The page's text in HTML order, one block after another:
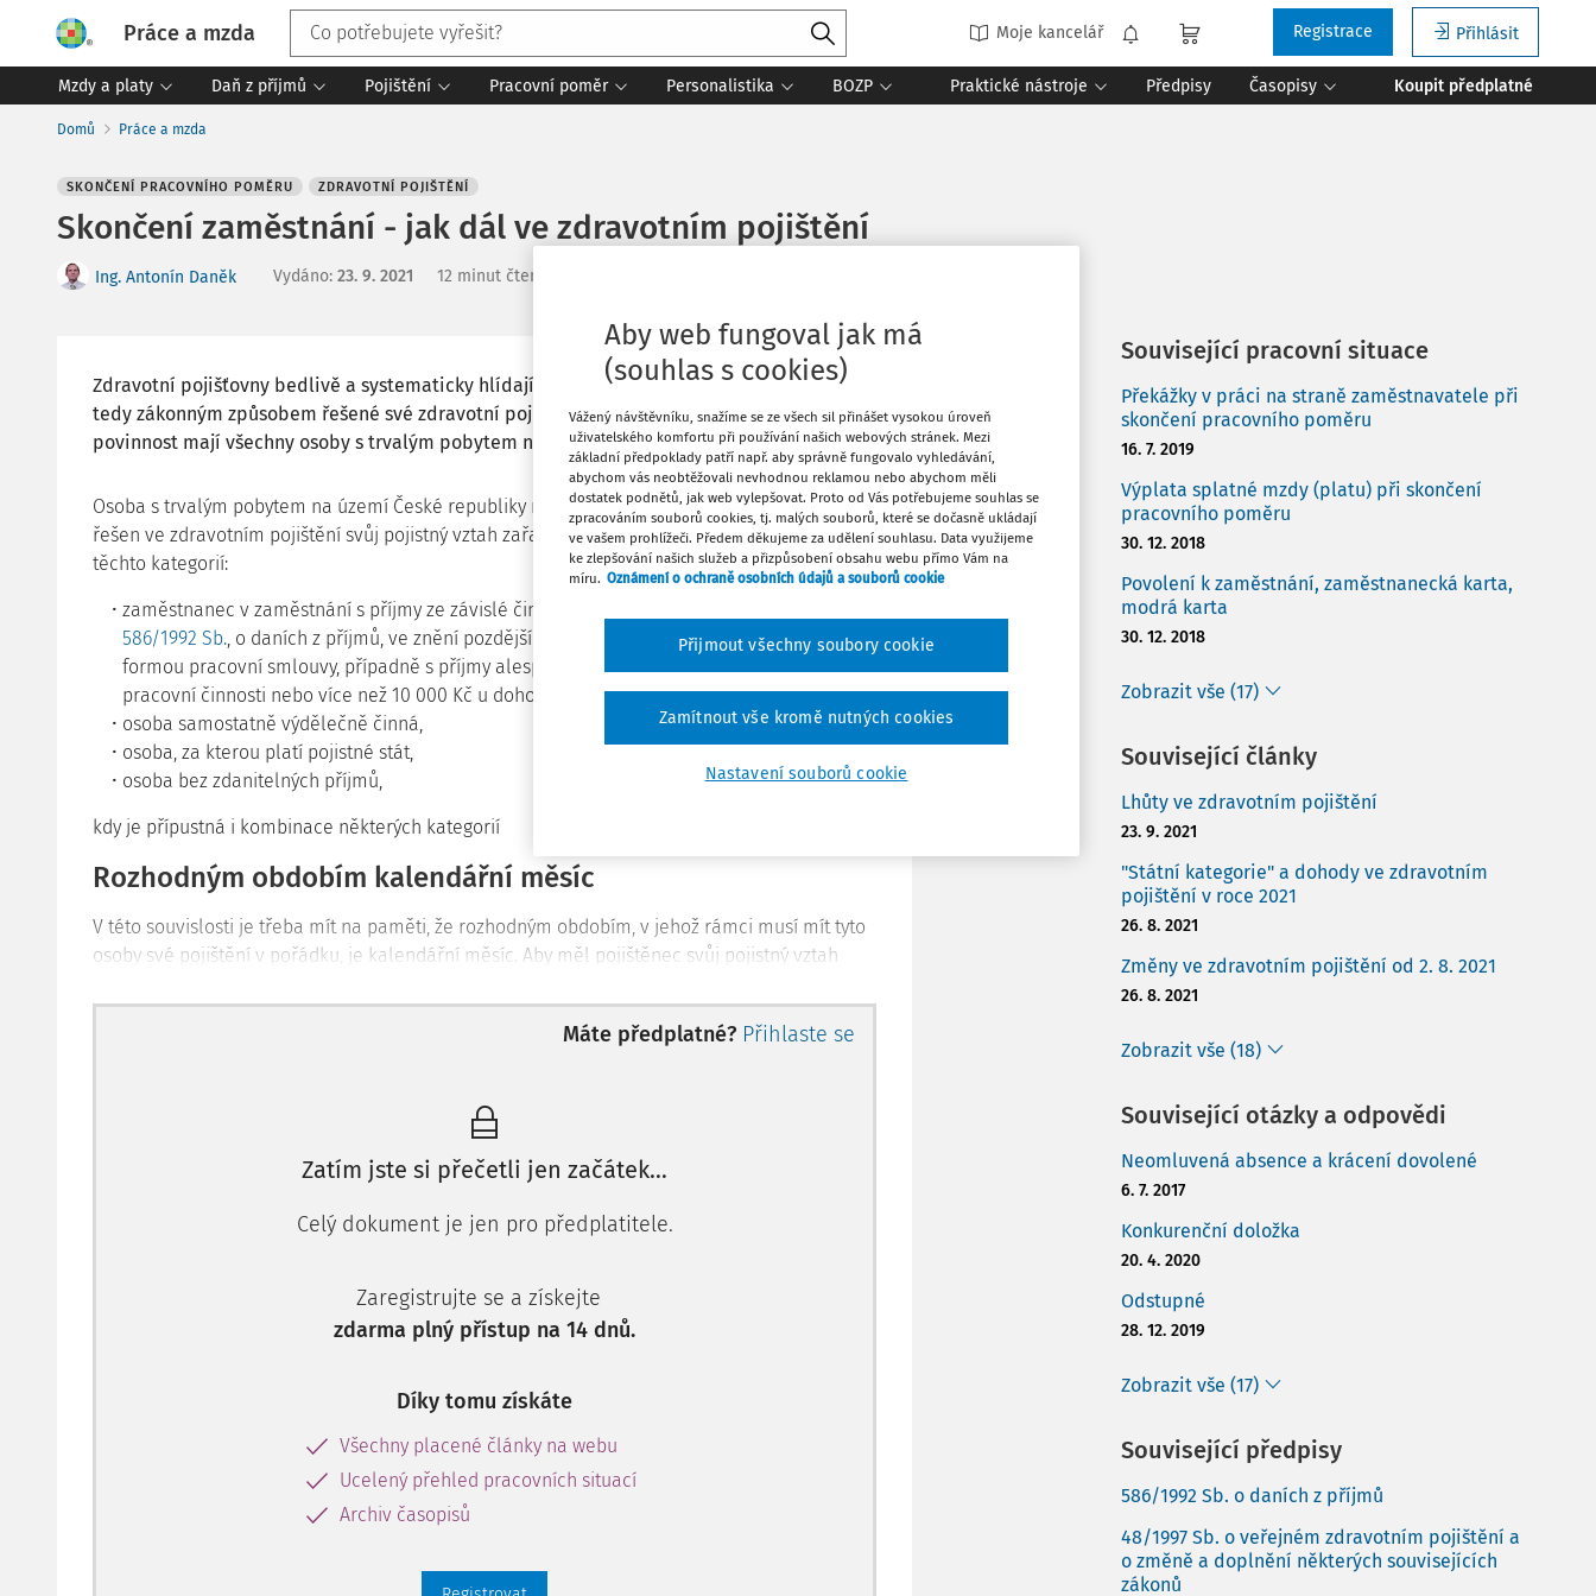
Práce a mzda Moje kancelář Přihlásit
Registrace
Mzdy a platy Daň z příjmů Pojištění Pracovní poměr Personalistika BOZP Praktické nástroje Předpisy Časopisy Koupit předplatné
Domů Práce a mzda
SKONČENÍ PRACOVNÍHO POMĚRU ZDRAVOTNÍ POJIŠTĚNÍ
Skončení zaměstnání - jak dál ve zdravotním pojištění
Ing. Antonín Daněk Vydáno: 23. 9. 2021 12 minut čtení
Zdravotní pojišťovny bedlivě a systematicky hlídají, aby měl každý pojištěnec řádným,
tedy zákonným způsobem řešené své zdravotní pojištění neboli pojistný vztah. Tuto
povinnost mají všechny osoby s trvalým pobytem na území České republiky.
Osoba s trvalým pobytem na území České republiky musí mít právě z titulu trvalého pobytu
řešen ve zdravotním pojištění svůj pojistný vztah zařazením do některé (tedy alespoň jedné) z
těchto kategorií:
zaměstnanec v zaměstnání s příjmy ze závislé činnosti, zdaňovanými podle
586/1992 Sb., o daních z příjmů, ve znění pozdějších předpisů (dále jenZDP ), standardně
formou pracovní smlouvy, případně s příjmy alespoň v částce 3 500 Kč u dohody o
pracovní činnosti nebo více než 10 000 Kč u dohody o provedení práce (viz dále),
osoba samostatně výdělečně činná,
osoba, za kterou platí pojistné stát,
osoba bez zdanitelných příjmů,
kdy je přípustná i kombinace některých kategorií
Rozhodným obdobím kalendářní měsíc
V této souvislosti je třeba mít na paměti, že rozhodným obdobím, v jehož rámci musí mít tyto
osoby své pojištění v pořádku, je kalendářní měsíc. Aby měl pojištěnec svůj pojistný vztah
výše uvedených kategorií (tedy zjednodušeně zaměstnanec, osoba samostatn
Máte předplatné? Přihlaste se
Zatím jste si přečetli jen začátek…
Celý dokument je jen pro předplatitele.
Zaregistrujte se a získejte
zdarma plný přístup na 14 dnů.
Díky tomu získáte
Všechny placené články na webu
Ucelený přehled pracovních situací
Archiv časopisů
Oblíbené
Sdílet
Poznámka
Související pracovní situace
Překážky v práci na straně zaměstnavatele při
skončení pracovního poměru
16. 7. 2019
Výplata splatné mzdy (platu) při skončení
pracovního poměru
30. 12. 2018
Povolení k zaměstnání, zaměstnanecká karta,
modrá karta
30. 12. 2018
Zobrazit vše (17)
Související články
Lhůty ve zdravotním pojištění
23. 9. 2021
"Státní kategorie" a dohody ve zdravotním
pojištění v roce 2021
26. 8. 2021
Změny ve zdravotním pojištění od 2. 8. 2021
26. 8. 2021
Zobrazit vše (18)
Související otázky a odpovědi
Neomluvená absence a krácení dovolené
6. 7. 2017
Konkurenční doložka
20. 4. 2020
Odstupné
28. 12. 2019
Zobrazit vše (17)
Související předpisy
586/1992 Sb. o daních z příjmů
48/1997 Sb. o veřejném zdravotním pojištění a
o změně a doplnění některých souvisejících
zákonů
Aby web fungoval jak má
(souhlas s cookies)
Vážený návštěvníku, snažíme se ze všech sil přinášet vysokou úroveň
uživatelského komfortu při používání našich webových stránek. Mezi
základní předpoklady patří např. aby správně fungovalo vyhledávání,
abychom vás neobtěžovali nevhodnou reklamou nebo abychom měli
dostatek podnětů, jak web vylepšovat. Proto od Vás potřebujeme souhlas se
zpracováním souborů cookies, tj. malých souborů, které se dočasně ukládají
ve vašem prohlížeči. Předem děkujeme za udělení souhlasu. Data využijeme
ke zlepšování našich služeb a přizpůsobení obsahu webu přímo Vám na
míru. Oznámení o ochraně osobních údajů a souborů cookie
Nastavení souborů cookie
Zamítnout vše kromě nutných cookies
Přijmout všechny soubory cookie